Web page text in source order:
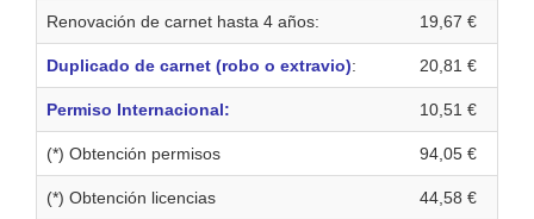
Renovación de carnet hasta 4 años: 19,67 €
Duplicado de carnet (robo o extravio): 20,81 €
Permiso Internacional: 10,51 €
(*) Obtención permisos 94,05 €
(*) Obtención licencias 44,58 €